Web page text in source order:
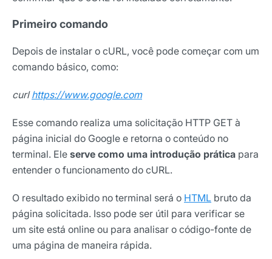
Primeiro comando
Depois de instalar o cURL, você pode começar com um
comando básico, como:
curlhttps://www.google.com
Esse comando realiza uma solicitação HTTP GET à
página inicial do Google e retorna o conteúdo no
terminal. Ele serve como uma introdução prática para
entender o funcionamento do cURL.
O resultado exibido no terminal será o HTML bruto da
página solicitada. Isso pode ser útil para verificar se
um site está online ou para analisar o código-fonte de
uma página de maneira rápida.